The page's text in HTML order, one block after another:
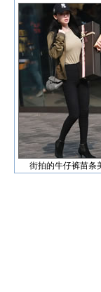
街拍的牛仔裤苗条